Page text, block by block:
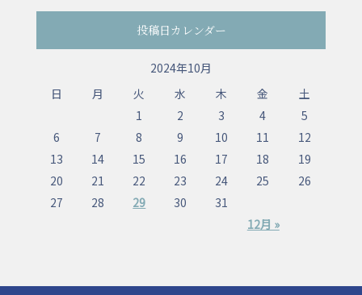
投稿日カレンダー
2024年10月
日
月 火 水 木 金 土
12月 »
1 2 3 4
5
6
7 8 9 10 11
12
13
14 15 16 17 18
19
20
21 22 23 24 25
26
27
28 29 30 31